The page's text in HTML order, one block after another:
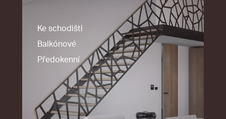
Ke schodišti
Balkónové
Předokenní